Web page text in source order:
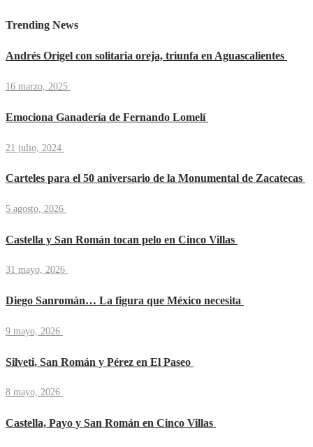
Trending News
Andrés Origel con solitaria oreja, triunfa en Aguascalientes
16 marzo, 2025
Emociona Ganadería de Fernando Lomelí
21 julio, 2024
Carteles para el 50 aniversario de la Monumental de Zacatecas
5 agosto, 2026
Castella y San Román tocan pelo en Cinco Villas
31 mayo, 2026
Diego Sanromán… La figura que México necesita
9 mayo, 2026
Silveti, San Román y Pérez en El Paseo
8 mayo, 2026
Castella, Payo y San Román en Cinco Villas